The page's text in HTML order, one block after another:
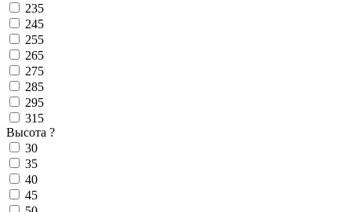
235
245
255
265
275
285
295
315
Высота ?
30
35
40
45